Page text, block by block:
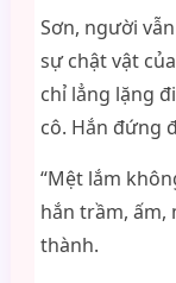
Sơn, người
sự chật vật
chỉ lẳng lặng
cô. Hắn đứng
“Mệt lắm
hắn trầm, ấm,
thành.